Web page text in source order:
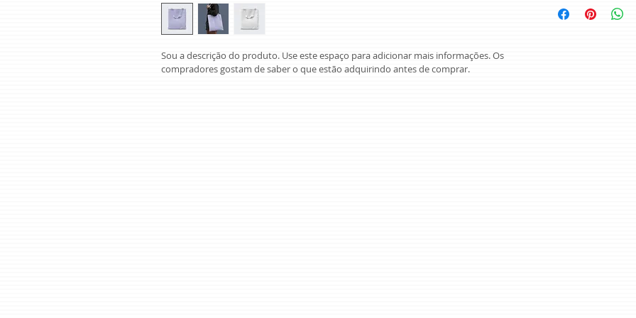
Sou a descrição do produto. Use este espaço para adicionar mais informações. Os
compradores gostam de saber o que estão adquirindo antes de comprar.
uma ótima
garantir compras
sobre seus